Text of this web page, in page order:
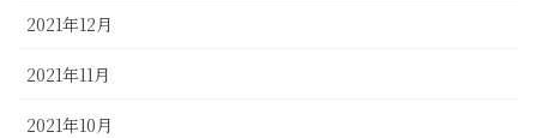
2021年12月
2021年11月
2021年10月